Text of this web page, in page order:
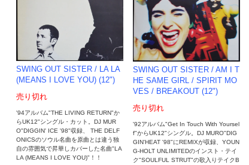
SWING OUT SISTER / LA LA
(MEANS I LOVE YOU) (12")
売り切れ
'94アルバム"THE LIVING RETURN"か
らUK12"シングル・カット。DJ MUR
O"DIGGIN' ICE '98"収録、 THE DELF
ONICSのソウル名曲を原曲とは違う独
自の雰囲気で昇華しカバーした名曲"LA
LA (MEANS I LOVE YOU)"！！
SWING OUT SISTER / AM I T
HE SAME GIRL / SPIRIT MO
VES / BREAKOUT (12")
売り切れ
'92アルバム"Get In Touch With Yoursel
f"からUK12"シングル。DJ MURO"DIG
GIN'HEAT '98"にREMIXが収録、YOUN
G-HOLT UNLIMITEDのインスト・テイ
ク"SOULFUL STRUT"の歌入りテイクB